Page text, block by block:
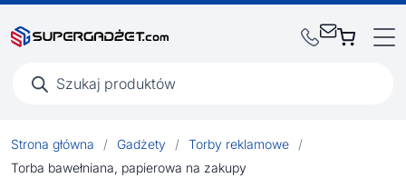
produktów
Strona główna / Gadżety / Torby reklamowe
/
Torba bawełniana, papierowa na zakupy